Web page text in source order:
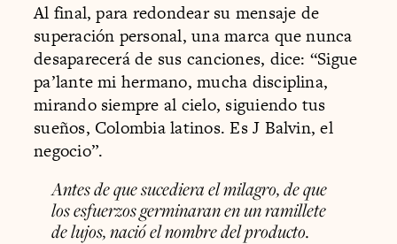
Al final, para redondear su mensaje de
superación personal, una marca que nunca
desaparecerá de sus canciones, dice: “Sigue
pa’lante mi hermano, mucha disciplina,
mirando siempre al cielo, siguiendo tus
sueños, Colombia latinos. Es J Balvin, el
negocio”.
Antes de que sucediera el milagro, de que
los esfuerzos germinaran en un ramillete
de lujos, nació el nombre del producto.